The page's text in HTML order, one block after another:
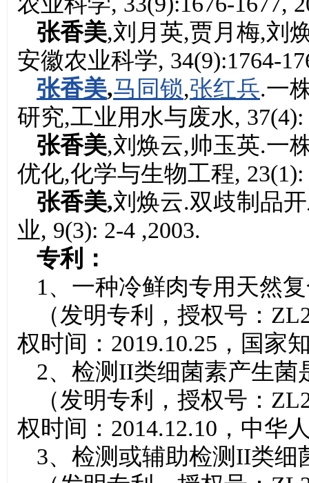
张香美,刘月英,贾月梅,刘
安徽农业科学, 34(9):1764-
张香美,马同锁,张红兵.一
研究,工业用水与废水, 37(4):
张香美,刘焕云,帅玉英.一
优化,化学与生物工程, 23(1):
张香美,刘焕云.双歧制品
业, 9(3): 2-4 ,2003.
专利：
1、一种冷鲜肉专用天然
（发明专利，授权号：
权时间：2019.10.25，国家
2、检测II类细菌素产生菌
（发明专利，授权号：
权时间：2014.12.10，中华
3、检测或辅助检测II类细